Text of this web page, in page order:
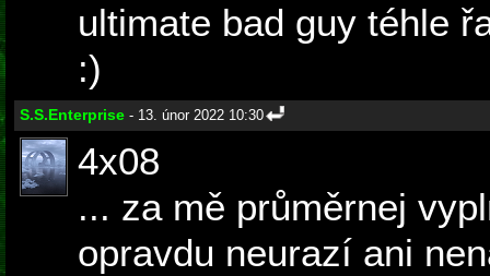
ultimate bad guy téhle
:)
S.S.Enterprise - 13. únor 2022 10:30
4x08
... za mě průměrnej
opravdu neurazí ani